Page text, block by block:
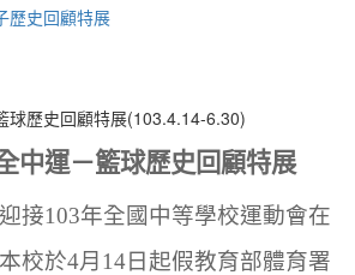
歷史回顧特展
球歷史回顧特展(103.4.14-6.30)
中運－籃球歷史回顧特展
接103年全國中等學校運動會在
校於4月 14日起假教育部體育署